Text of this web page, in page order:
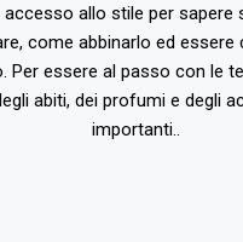
accesso allo stile per sapere
come abbinarlo ed essere
Per essere al passo con le
abiti, dei profumi e degli
importanti..